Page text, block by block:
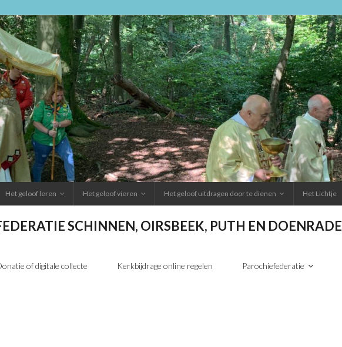
Het geloof leren Het geloof vieren Het geloof uitdragen door te dienen Het Lichtje
SCHINNEN, OIRSBEEK, PUTH EN DOENRADE
of digitale collecte Kerkbijdrage online regelen Parochiefederatie